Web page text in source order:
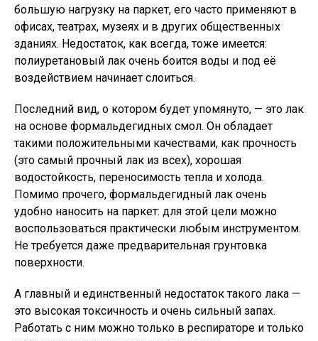
большую нагрузку на паркет, его часто применяют в
офисах, театрах, музеях и в других общественных
зданиях. Недостаток, как всегда, тоже имеется:
полиуретановый лак очень боится воды и под её
воздействием начинает слоиться.
Последний вид, о котором будет упомянуто, — это лак
на основе формальдегидных смол. Он обладает
такими положительными качествами, как прочность
(это самый прочный лак из всех), хорошая
водостойкость, переносимость тепла и холода.
Помимо прочего, формальдегидный лак очень
удобно наносить на паркет: для этой цели можно
воспользоваться практически любым инструментом.
Не требуется даже предварительная грунтовка
поверхности.
А главный и единственный недостаток такого лака —
это высокая токсичность и очень сильный запах.
Работать с ним можно только в респираторе и только